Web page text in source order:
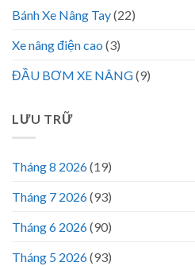
Bánh Xe Nâng Tay(22)
Xe nâng điện cao (3)
ĐẦU BƠM XE NÂNG(9)
LƯU TRỮ
Tháng 8 2026(19)
Tháng 7 2026(93)
Tháng 6 2026(90)
Tháng 5 2026(93)